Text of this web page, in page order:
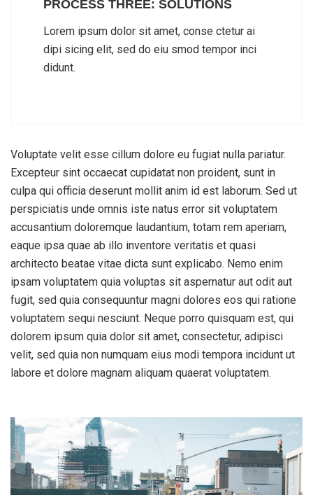
PROCESS THREE: SOLUTIONS
Lorem ipsum dolor sit amet, conse ctetur ai
dipi sicing elit, sed do eiu smod tempor inci
didunt.
Voluptate velit esse cillum dolore eu fugiat nulla pariatur.
Excepteur sint occaecat cupidatat non proident, sunt in
culpa qui officia deserunt mollit anim id est laborum. Sed ut
perspiciatis unde omnis iste natus error sit voluptatem
accusantium doloremque laudantium, totam rem aperiam,
eaque ipsa quae ab illo inventore veritatis et quasi
architecto beatae vitae dicta sunt explicabo. Nemo enim
ipsam voluptatem quia voluptas sit aspernatur aut odit aut
fugit, sed quia consequuntur magni dolores eos qui ratione
voluptatem sequi nesciunt. Neque porro quisquam est, qui
dolorem ipsum quia dolor sit amet, consectetur, adipisci
velit, sed quia non numquam eius modi tempora incidunt ut
labore et dolore magnam aliquam quaerat voluptatem.